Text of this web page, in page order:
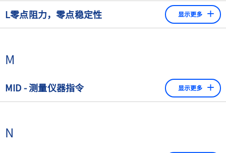
在一定范围内自动保持衡器零点读数的装置。非正式的术语
是"自动清零"或"自动去皮"。一般来说，在实验室天平上，
即使天平的称盘上有载荷时也会进行零点跟踪。作为一项规
量或测量从零点开始的蒸发）。
L零点阻力，零点稳定性 显示更多
许零点误差。
M
MID - 测量仪器指令 显示更多
N